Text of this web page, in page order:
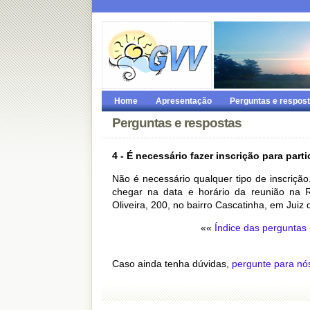
Home Apresentação Perguntas e
Perguntas e respostas
4 - É necessário fazer inscrição para
Não é necessário qualquer tipo de
chegar na data e horário da reunião na
Oliveira, 200, no bairro Cascatinha, em Juiz
«« Índice das perguntas
Caso ainda tenha dúvidas, pergunte para